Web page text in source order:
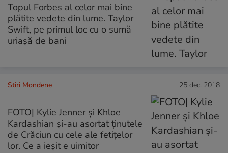
Topul Forbes al celor mai bine
plătite vedete din lume. Taylor
Swift, pe primul loc cu o sumă
uriașă de bani
Stiri Mondene 25 dec. 2018
FOTO| Kylie Jenner și Khloe
Kardashian și-au asortat ținutele
de Crăciun cu cele ale fetițelor
lor. Ce a ieșit e uimitor